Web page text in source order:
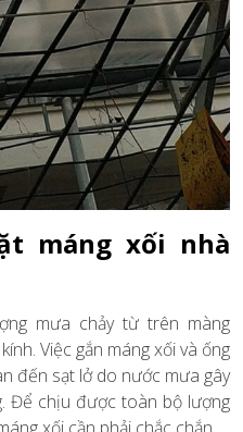
máng xối nhà
mưa chảy từ trên màng
Việc gắn máng xối và ống
đến sạt lở do nước mưa gây
Để chịu được toàn bộ lượng